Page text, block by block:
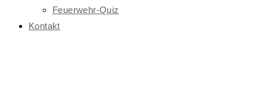
Feuerwehr-Quiz
Kontakt